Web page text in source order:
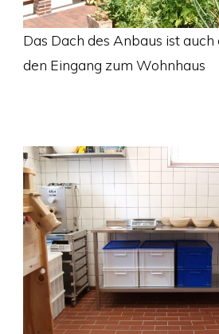
Das Dach des Anbaus ist
den Eingang zum Wohnhaus